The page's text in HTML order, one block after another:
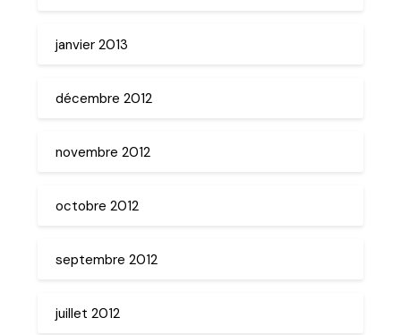
janvier 2013
décembre 2012
novembre 2012
octobre 2012
septembre 2012
juillet 2012